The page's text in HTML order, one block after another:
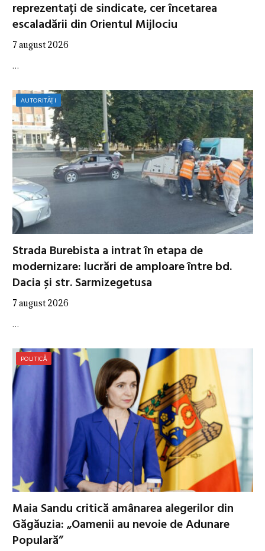
reprezentați de sindicate, cer încetarea
escaladării din Orientul Mijlociu
7 august 2026
…
AUTORITĂȚI
Strada Burebista a intrat în etapa de
modernizare: lucrări de amploare între bd.
Dacia și str. Sarmizegetusa
7 august 2026
…
POLITICĂ
Maia Sandu critică amânarea alegerilor din
Găgăuzia: „Oamenii au nevoie de Adunare
Populară”